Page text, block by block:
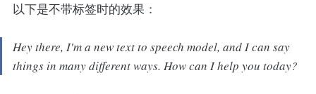
以下是不带标签时的效果：
Hey there, I'm a new text to speech model, and I can say
things in many different ways. How can I help you today?